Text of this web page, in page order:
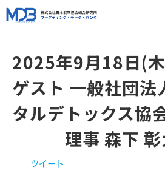
導入事例／課題別
入会方法・料金
セミナー/イベン
お役立ち資料
新着情報
2025年9月18日(
ゲスト 一般社団法
タルデトックス協
理事 森下 彰
ツイート